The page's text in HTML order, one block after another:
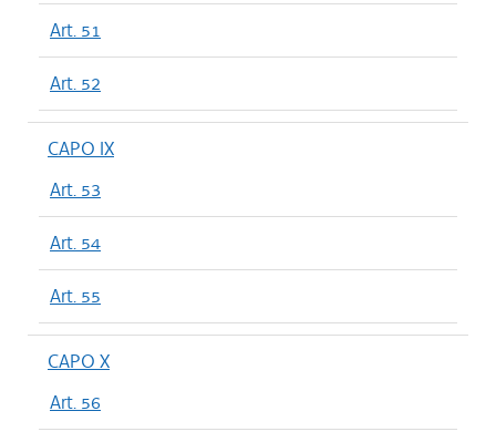
Art. 51
Art. 52
CAPO IX
Art. 53
Art. 54
Art. 55
CAPO X
Art. 56